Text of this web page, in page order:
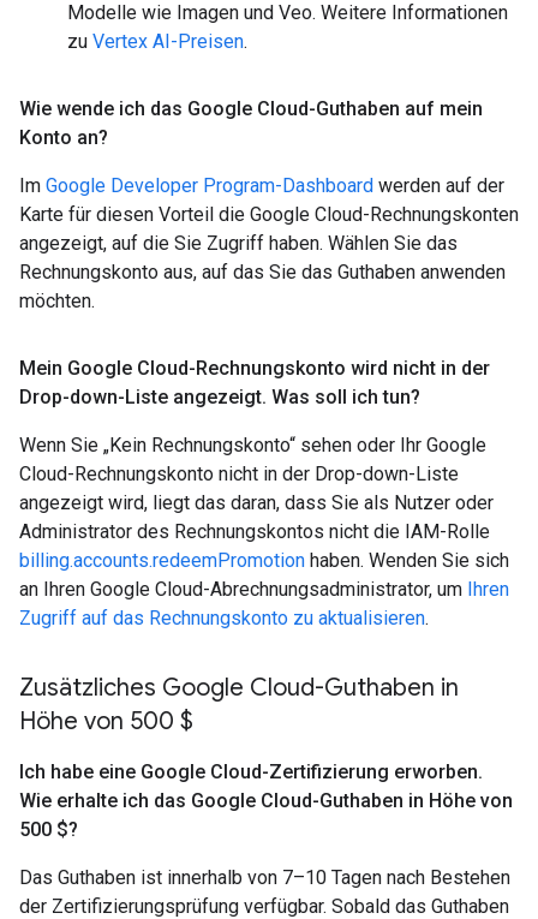
Modelle wie Imagen und Veo. Weitere Informationen
zu Vertex AI-Preisen.
Wie wende ich das Google Cloud-Guthaben auf mein
Konto an?
Im Google Developer Program-Dashboard werden auf der
Karte für diesen Vorteil die Google Cloud-Rechnungskonten
angezeigt, auf die Sie Zugriff haben. Wählen Sie das
Rechnungskonto aus, auf das Sie das Guthaben anwenden
möchten.
Mein Google Cloud-Rechnungskonto wird nicht in der
Drop-down-Liste angezeigt. Was soll ich tun?
Wenn Sie „Kein Rechnungskonto“ sehen oder Ihr Google
Cloud-Rechnungskonto nicht in der Drop-down-Liste
angezeigt wird, liegt das daran, dass Sie als Nutzer oder
Administrator des Rechnungskontos nicht die IAM-Rolle
billing.accounts.redeemPromotion haben. Wenden Sie sich
an Ihren Google Cloud-Abrechnungsadministrator, um Ihren
Zugriff auf das Rechnungskonto zu aktualisieren.
Zusätzliches Google Cloud-Guthaben in
Höhe von 500 $
Ich habe eine Google Cloud-Zertifizierung erworben.
Wie erhalte ich das Google Cloud-Guthaben in Höhe von
500 $?
Das Guthaben ist innerhalb von 7–10 Tagen nach Bestehen
der Zertifizierungsprüfung verfügbar. Sobald das Guthaben